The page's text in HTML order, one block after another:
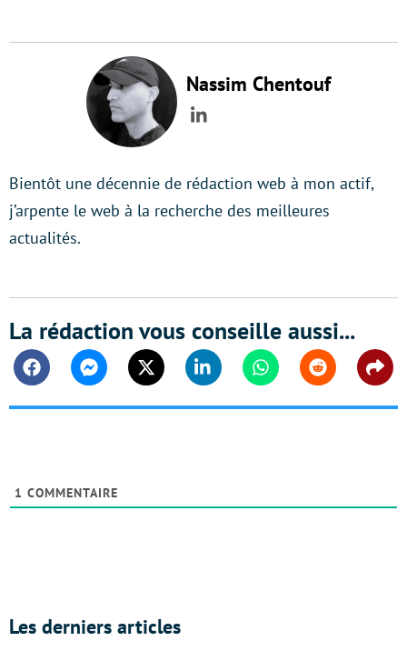
Nassim Chentouf
LinkedIn
Bientôt une décennie de rédaction web à mon actif,
j’arpente le web à la recherche des meilleures
actualités.
La rédaction vous conseille aussi...
FacebookMessengerTwitter Linkedin WhatsappReddit
1 COMMENTAIRE
Les derniers articles